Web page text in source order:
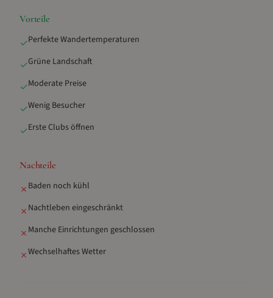
Vorteile
✓Perfekte Wandertemperaturen
✓Grüne Landschaft
✓Moderate Preise
✓Wenig Besucher
✓Erste Clubs öffnen
Nachteile
✗ Baden noch kühl
✗ Nachtleben eingeschränkt
✗ Manche Einrichtungen geschlossen
✗Wechselhaftes Wetter